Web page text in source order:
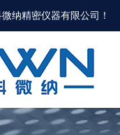
纳精密仪器有限公司！